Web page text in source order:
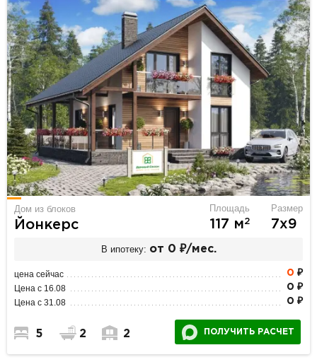
Дом из блоков
Йонкерс
Площадь
117 м2
Размер
7х9
В ипотеку: от 0 ₽/мес.
цена сейчас 0 ₽
Цена с 16.08 0 ₽
Цена с 31.08 0 ₽
5 2 2 ПОЛУЧИТЬ РАСЧЕТ